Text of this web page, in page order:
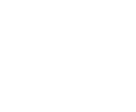
na Madeira